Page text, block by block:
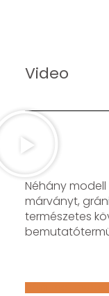
Video
Néhány
márványt,
természetes
Află mai multe